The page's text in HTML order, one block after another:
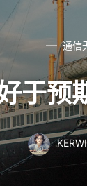
通信
于预